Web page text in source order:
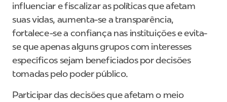
influenciar e fiscalizar as políticas que afetam
suas vidas, aumenta-se a transparência,
fortalece-se a confiança nas instituições e evita-
se que apenas alguns grupos com interesses
específicos sejam beneficiados por decisões
tomadas pelo poder público.
Participar das decisões que afetam o meio